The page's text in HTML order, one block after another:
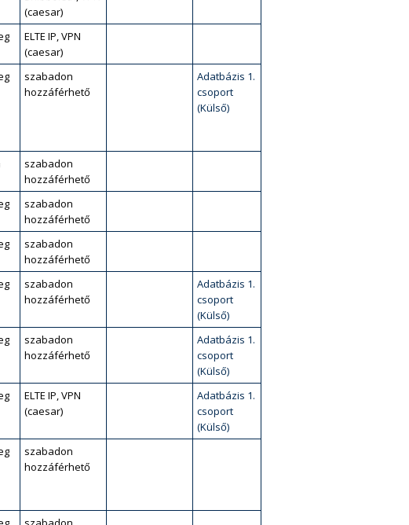
(caesar)
ELTE IP, VPN
(caesar)
szabadon
hozzáférhető
Adatbázis 1.
csoport
(Külső)
szabadon
hozzáférhető
szabadon
hozzáférhető
szabadon
hozzáférhető
szabadon
hozzáférhető
Adatbázis 1.
csoport
(Külső)
szabadon
hozzáférhető
Adatbázis 1.
csoport
(Külső)
ELTE IP, VPN
(caesar)
Adatbázis 1.
csoport
(Külső)
szabadon
hozzáférhető